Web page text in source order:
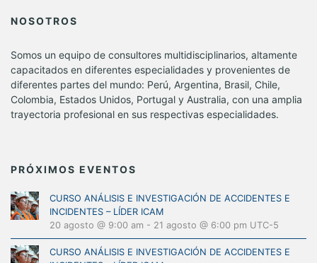
NOSOTROS
Somos un equipo de consultores multidisciplinarios, altamente
capacitados en diferentes especialidades y provenientes de
diferentes partes del mundo: Perú, Argentina, Brasil, Chile,
Colombia, Estados Unidos, Portugal y Australia, con una amplia
trayectoria profesional en sus respectivas especialidades.
PRÓXIMOS EVENTOS
CURSO ANÁLISIS E INVESTIGACIÓN DE ACCIDENTES E
INCIDENTES – LÍDER ICAM
20 agosto @ 9:00 am - 21 agosto @ 6:00 pm UTC-5
CURSO ANÁLISIS E INVESTIGACIÓN DE ACCIDENTES E